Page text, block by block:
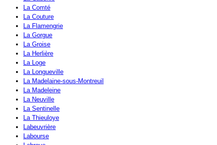
La Comté
La Couture
La Flamengrie
La Gorgue
La Groise
La Herlière
La Loge
La Longueville
La Madelaine-sous-Montreuil
La Madeleine
La Neuville
La Sentinelle
La Thieuloye
Labeuvrière
Labourse